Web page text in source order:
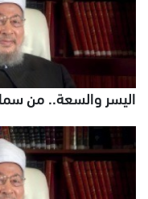
اليسر والسعة.. من